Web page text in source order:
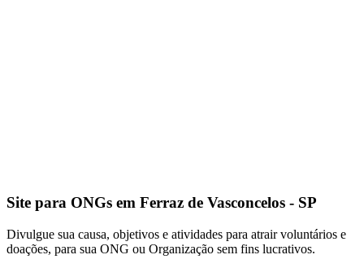
Site para ONGs em Ferraz de Vasconcelos - SP
Divulgue sua causa, objetivos e atividades para atrair voluntários e
doações, para sua ONG ou Organização sem fins lucrativos.